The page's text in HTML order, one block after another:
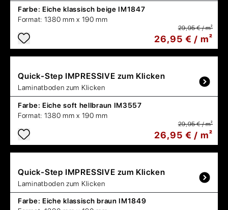
Farbe: Eiche klassisch beige IM1847
Format: 1380 mm x 190 mm
29,95 € / m²
26,95 € / m²
Quick-Step IMPRESSIVE zum Klicken
Laminatboden zum Klicken
Farbe: Eiche soft hellbraun IM3557
Format: 1380 mm x 190 mm
29,95 € / m²
26,95 € / m²
Quick-Step IMPRESSIVE zum Klicken
Laminatboden zum Klicken
Farbe: Eiche klassisch braun IM1849